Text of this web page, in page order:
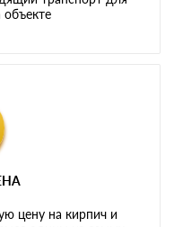
объекте
цену на кирпич и